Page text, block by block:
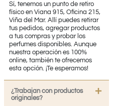
Sí, tenemos un punto de retiro
físico en Viana 915, Oficina 215,
Viña del Mar. Allí puedes retirar
tus pedidos, agregar productos
a tus compras y probar los
perfumes disponibles. Aunque
nuestra operación es 100%
online, también te ofrecemos
esta opción. ¡Te esperamos!
¿Trabajan con productos
originales?